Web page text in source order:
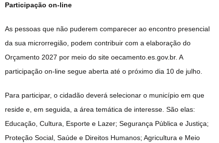
Participação on-line
As pessoas que não puderem comparecer ao encontro presencial
da sua microrregião, podem contribuir com a elaboração do
Orçamento 2027 por meio do site oecamento.es.gov.br. A
participação on-line segue aberta até o próximo dia 10 de julho.
Para participar, o cidadão deverá selecionar o município em que
reside e, em seguida, a área temática de interesse. São elas:
Educação, Cultura, Esporte e Lazer; Segurança Pública e Justiça;
Proteção Social, Saúde e Direitos Humanos; Agricultura e Meio